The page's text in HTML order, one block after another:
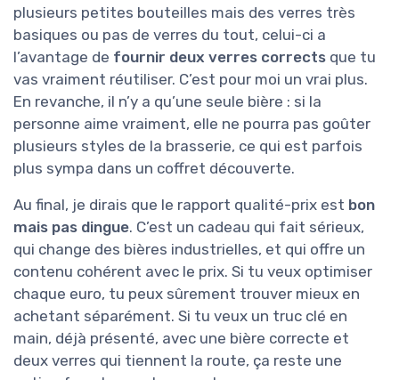
plusieurs petites bouteilles mais des verres très
basiques ou pas de verres du tout, celui-ci a
l’avantage de fournir deux verres corrects que tu
vas vraiment réutiliser. C’est pour moi un vrai plus.
En revanche, il n’y a qu’une seule bière : si la
personne aime vraiment, elle ne pourra pas goûter
plusieurs styles de la brasserie, ce qui est parfois
plus sympa dans un coffret découverte.
Au final, je dirais que le rapport qualité-prix est bon
mais pas dingue. C’est un cadeau qui fait sérieux,
qui change des bières industrielles, et qui offre un
contenu cohérent avec le prix. Si tu veux optimiser
chaque euro, tu peux sûrement trouver mieux en
achetant séparément. Si tu veux un truc clé en
main, déjà présenté, avec une bière correcte et
deux verres qui tiennent la route, ça reste une